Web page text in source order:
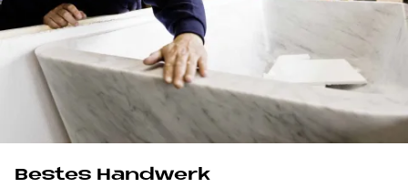
Be­stes Hand­werk